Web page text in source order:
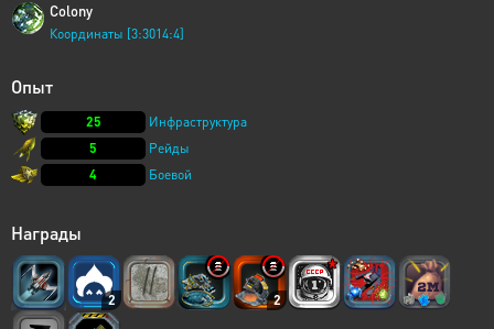
Colony
Координаты [3:3014:4]
Опыт
25
Инфраструктура
5
Рейды
4
Боевой
Награды
2 2